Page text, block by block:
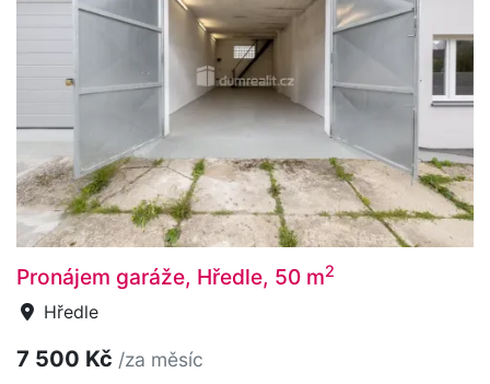
Pronájem garáže, Hředle, 50 m2
Hředle
7 500 Kč /za měsíc